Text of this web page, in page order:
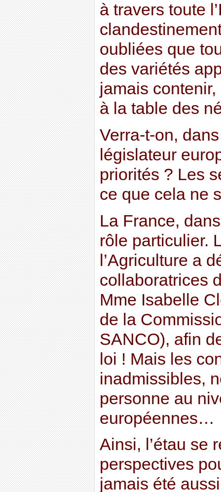
à travers toute
oubliées que
des variétés
jamais contenir,
à la table des
Verra-t-on,
législateur
priorités ? Les
ce que cela ne
La France,
rôle particulier.
l’Agriculture a
collaboratrices
Mme Isabelle
de la
SANCO), afin
loi ! Mais les
inadmissibles,
personne au
européennes…
Ainsi, l’étau se
perspectives
jamais été